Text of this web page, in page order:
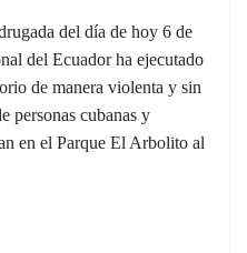
del día de hoy 6 de
del Ecuador ha ejecutado
de manera violenta y sin
personas cubanas y
en el Parque El Arbolito al